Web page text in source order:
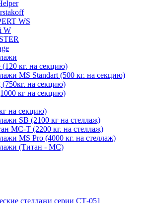
WS
W
кг. на секцию)
MS Standart (500 кг. на секцию)
на секцию)
кг на секцию)
на секцию)
SB (2100 кг на стеллаж)
МС-Т (2200 кг. на стеллаж)
MS Pro (4000 кг. на стеллаж)
(Титан - МС)
стеллажи серии СТ-051